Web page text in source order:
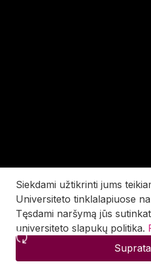
Siekdami užtikrinti jums
Universiteto tinklalapiuose
Tęsdami naršymą jūs
universiteto slapukų politika.